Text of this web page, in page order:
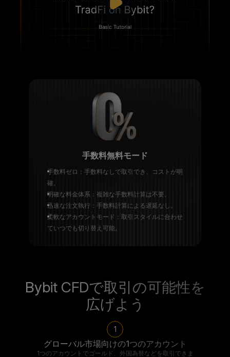
手数料無料モード
手数料ゼロ：手数料なしで取引でき、コストが明
確。
明確な料金体系：複雑な手数料計算は不要。
迅速な注文執行：手数料計算による遅延なし。
柔軟なアカウントモード：取引スタイルに合わせ
ていつでも切り替え可能。
Bybit CFDで取引の可能性を
広げよう
1
グローバル市場向けの1つのアカウント
1つのアカウントでゴールド、外国為替などを取引できま